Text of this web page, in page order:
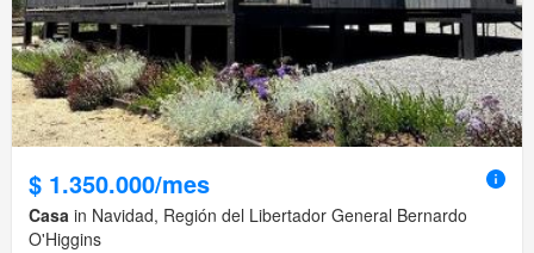
$ 1.350.000/mes
Casa in Navidad, Región del Libertador General Bernardo
O'Higgins